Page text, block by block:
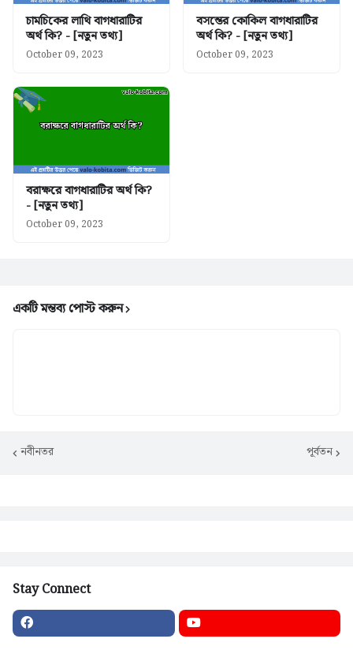
চামচিকের লাথি বাগধারাটির
অর্থ কি? - [নতুন তথ্য]
October 09, 2023
বসন্তের কোকিল বাগধারাটির
অর্থ কি? - [নতুন তথ্য]
October 09, 2023
বরাক্ষরে বাগধারাটির অর্থ কি?
- [নতুন তথ্য]
October 09, 2023
একটি মন্তব্য পোস্ট করুন
নবীনতর পূর্বতন
Stay Connect